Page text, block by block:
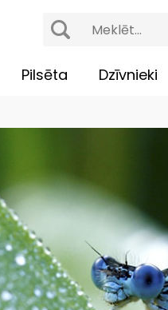
Pilsēta Dzīvnieki